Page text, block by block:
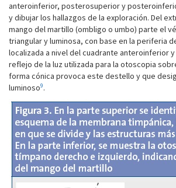
anteroinferior, posterosuperior y
y dibujar los hallazgos de la exploración. Del
mango del martillo (ombligo o umbo) parte el
triangular y luminosa, con base en la periferia
localizada a nivel del cuadrante anteroinferior
reflejo de la luz utilizada para la otoscopia
forma cónica provoca este destello y que
luminoso9.